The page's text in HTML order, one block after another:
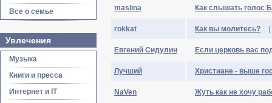
Все о семье
Увлечения
Музыка
Книги и пресса
Интернет и IT
maslina Как слышать голос
rokkat Как вы молитесь?
Евгений Сидулин Если церковь вас
Лyчший Христиане - выше
NaVen Жуть как не хочу